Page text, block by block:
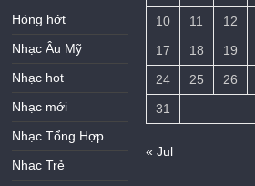
Hóng hớt
Nhạc Âu Mỹ
Nhạc hot
Nhạc mới
Nhạc Tổng Hợp
Nhạc Trẻ
10
11 12
17
18 19
24
25 26
31
« Jul